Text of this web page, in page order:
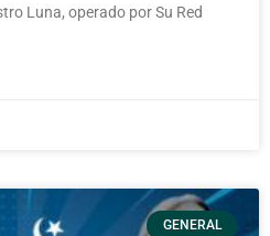
Luna, operado por Su Red
GENERAL